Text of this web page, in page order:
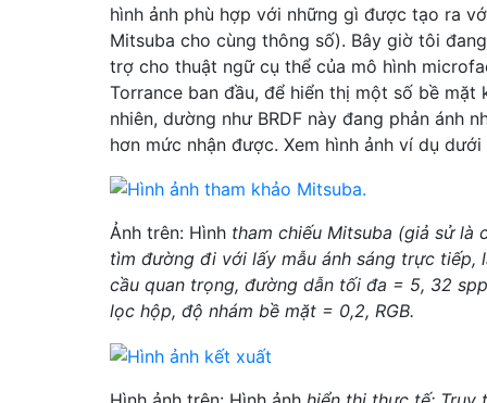
hình ảnh phù hợp với những gì được tạo ra
Mitsuba cho cùng thông số). Bây giờ tôi
trợ cho thuật ngữ cụ thể của mô hình
Torrance ban đầu, để hiển thị một số bề mặt
nhiên, dường như BRDF này đang phản ánh
hơn mức nhận được. Xem hình ảnh ví dụ dưới
Ảnh trên: Hình tham chiếu Mitsuba (giả sử là
tìm đường đi với lấy mẫu ánh sáng trực tiếp,
cầu quan trọng, đường dẫn tối đa = 5, 32
lọc hộp, độ nhám bề mặt = 0,2, RGB.